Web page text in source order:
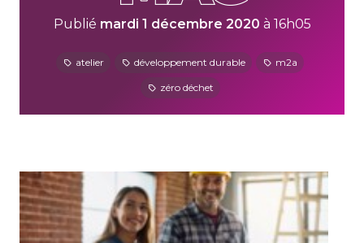
Publié mardi 1 décembre 2020 à 16h05
atelier développement durable m2a
zéro déchet